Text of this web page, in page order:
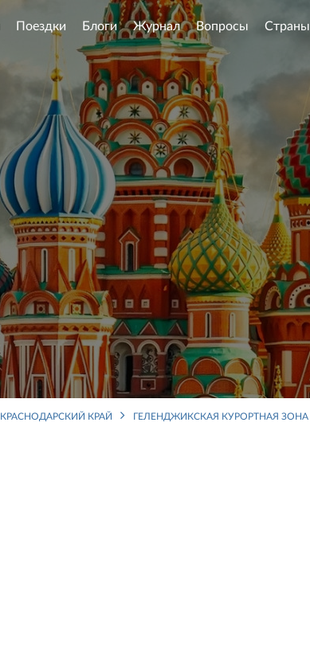
Поездки Блоги Журнал Вопросы Страны
КРАСНОДАРСКИЙ КРАЙ ГЕЛЕНДЖИКСКАЯ КУРОРТНАЯ ЗОНА